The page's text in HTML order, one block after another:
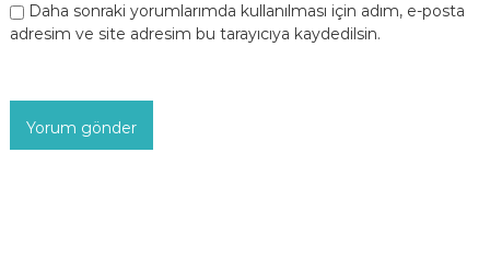
Daha sonraki yorumlarımda kullanılması için adım, e-posta
adresim ve site adresim bu tarayıcıya kaydedilsin.